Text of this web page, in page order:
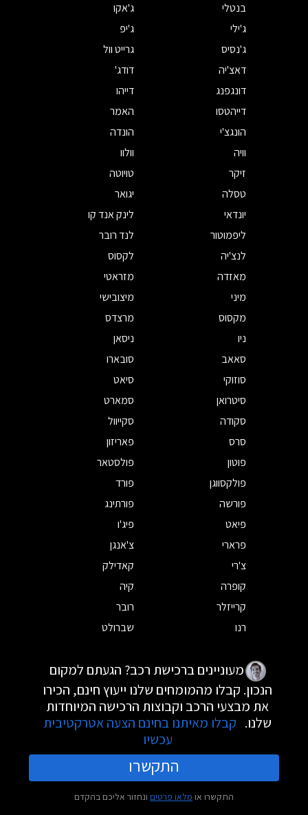
בנטלי
ג'אקו
ג'ילי
ג'יפ
ג'נסיס
גרייט וול
דאצ'יה
דודג'
דונגפנג
דייהו
דייהטסו
האמר
הונגצ'י
הונדה
וויה
וולוו
זיקר
טויוטה
טסלה
יגואר
יונדאי
לינק אנד קו
ליפמוטור
לנד רובר
לנצ'יה
לקסוס
מאזדה
מזראטי
מיני
מיצובישי
מקסוס
מרצדס
ניו
ניסאן
סאאב
סובארו
סוזוקי
סיאט
סיטרואן
סמארט
סקודה
סקייוול
סרס
פאריזון
פוטון
פולסטאר
פולקסווגן
פורד
פורשה
פורתינג
פיאט
פיג'ו
פרארי
צ'אנגן
צ'רי
קאדילק
קופרה
קיה
קרייזלר
רובר
רנו
שברולט
מעוניינים ברכישת רכב? הגעתם למקום
הנכון. קבלו מהמומחים שלנו ייעוץ חינם, הכירו
את מבצעי הרכב וקבוצות הרכישה המיוחדות
שלנו. קבלו מאיתנו בחינם הצעה אטרקטיבית
עכשיו
התקשרו
התקשרו או מלאו פרטים ונחזור אליכם בהקדם